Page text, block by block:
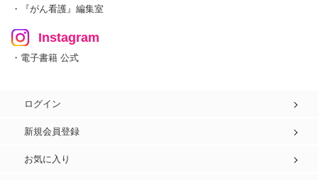
・『がん看護』編集室
Instagram
・電子書籍 公式
ログイン
新規会員登録
お気に入り